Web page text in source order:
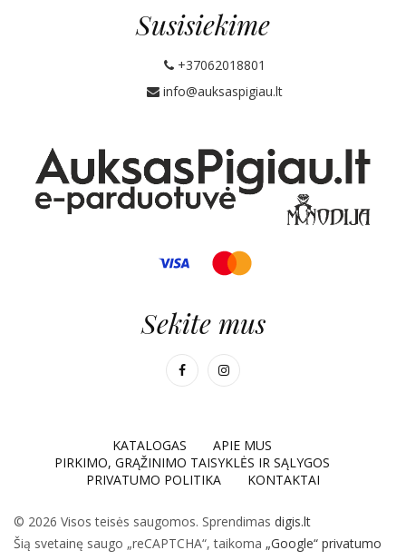
Susisiekime
+37062018801
info@auksaspigiau.lt
Sekite mus
KATALOGAS
APIE MUS
PIRKIMO, GRĄŽINIMO TAISYKLĖS IR SĄLYGOS
PRIVATUMO POLITIKA
KONTAKTAI
© 2026 Visos teisės saugomos. Sprendimas digis.lt
Šią svetainę saugo „reCAPTCHA“, taikoma „Google“ privatumo